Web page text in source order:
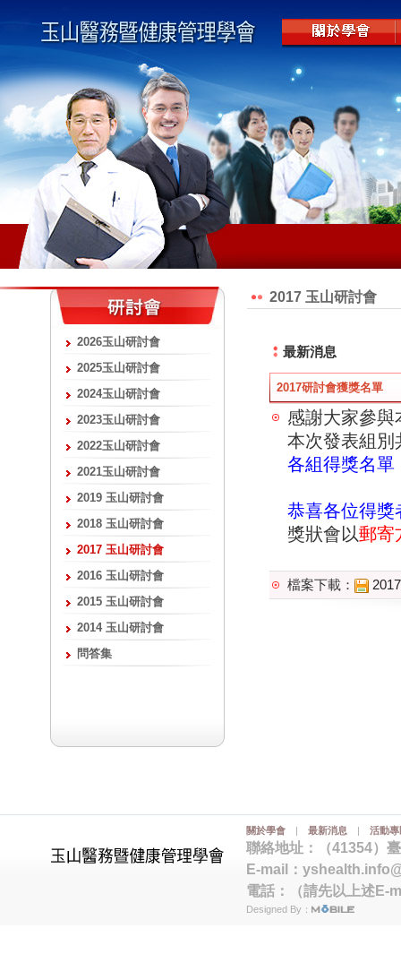
2026玉山研討會
2025玉山研討會
2024玉山研討會
2023玉山研討會
2022玉山研討會
2021玉山研討會
2019 玉山研討會
2018 玉山研討會
2017 玉山研討會
2016 玉山研討會
2015 玉山研討會
2014 玉山研討會
問答集
2017 玉山研討會
最新消息
2017研討會獲獎名單
感謝大家參與
本次發表組別
各組得獎名單
恭喜各位得獎
獎狀會以郵寄
檔案下載：
關於學會 | 最新消息 | 活動專
聯絡地址：（41354）
E-mail：
電話：（請先以上述E-
Designed By：